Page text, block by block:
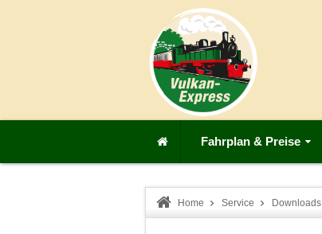
Fahrplan & Preise
Home Service Downloads